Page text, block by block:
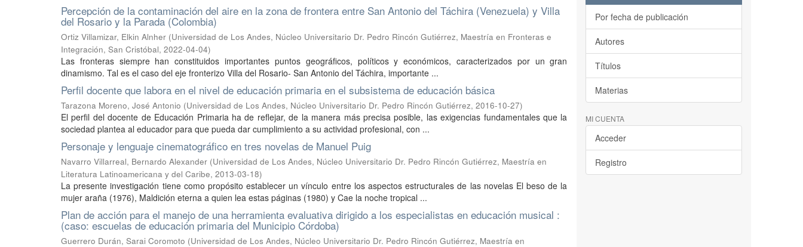
Percepción de la contaminación del aire en la zona de frontera entre San Antonio del Táchira (Venezuela) y Villa
del Rosario y la Parada (Colombia)
Ortiz Villamizar, Elkin Alnher (Universidad de Los Andes, Núcleo Universitario Dr. Pedro Rincón Gutiérrez, Maestría en Fronteras e
Integración, San Cristóbal, 2022-04-04)
Las fronteras siempre han constituidos importantes puntos geográficos, políticos y económicos, caracterizados por un gran
dinamismo. Tal es el caso del eje fronterizo Villa del Rosario- San Antonio del Táchira, importante ...
Perfil docente que labora en el nivel de educación primaria en el subsistema de educación básica
Tarazona Moreno, José Antonio (Universidad de Los Andes, Núcleo Universitario Dr. Pedro Rincón Gutiérrez, 2016-10-27)
El perfil del docente de Educación Primaria ha de reflejar, de la manera más precisa posible, las exigencias fundamentales que la
sociedad plantea al educador para que pueda dar cumplimiento a su actividad profesional, con ...
Personaje y lenguaje cinematográfico en tres novelas de Manuel Puig
Navarro Villarreal, Bernardo Alexander (Universidad de Los Andes, Núcleo Universitario Dr. Pedro Rincón Gutiérrez, Maestría en
Literatura Latinoamericana y del Caribe, 2013-03-18)
La presente investigación tiene como propósito establecer un vínculo entre los aspectos estructurales de las novelas El beso de la
mujer araña (1976), Maldición eterna a quien lea estas páginas (1980) y Cae la noche tropical ...
Plan de acción para el manejo de una herramienta evaluativa dirigido a los especialistas en educación musical :
(caso: escuelas de educación primaria del Municipio Córdoba)
Guerrero Durán, Sarai Coromoto (Universidad de Los Andes, Núcleo Universitario Dr. Pedro Rincón Gutiérrez, Maestría en
Por fecha de publicación
Autores
Títulos
Materias
MI CUENTA
Acceder
Registro